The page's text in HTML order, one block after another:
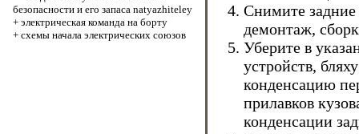
безопасности и его запаса natyazhiteley
+ электрическая команда на борту
+ схемы начала электрических союзов
Снимите
демонтаж,
Уберите в
устройств,
конденсацию
прилавков
конденсации